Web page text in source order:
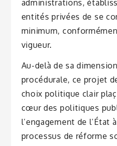
administrations,
entités privées de se
minimum,
vigueur.
Au-delà de sa
procédurale, ce projet
choix politique clair
cœur des politiques
l’engagement de l’État
processus de réforme